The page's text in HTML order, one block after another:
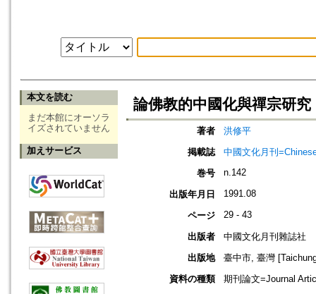
本文を読む
まだ本館にオーソラ
イズされていません
加えサービス
論佛教的中國化與禪宗研究
著者
洪修平
掲載誌
中國文化月刊
巻号
n.142
出版年月日 1991.08
ページ 29 - 43
出版者
中國文化月刊雜誌社
出版地
臺中市, 臺灣
資料の種類
期刊論文=Journal